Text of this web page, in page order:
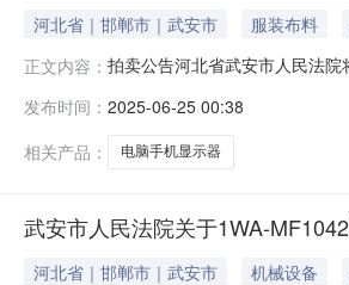
河北省｜邯郸市｜武安市 服装布料
正文内容： 拍卖公告河北省武安市人民法
示页中的市场价仅为平台默认
图片
发布时间： 2025-06-25 00:38
相关产品：
电脑手机显示器
武安市人民法院关于1WA-
河北省｜邯郸市｜武安市 机械设备